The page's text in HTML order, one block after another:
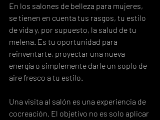
En los salones de belleza para mujeres,
se tienen en cuenta tus rasgos, tu estilo
de vida y, por supuesto, la salud de tu
melena. Es tu oportunidad para
reinventarte, proyectar una nueva
energía o simplemente darle un soplo de
aire fresco a tu estilo.
Una visita al salón es una experiencia de
cocreación. El objetivo no es solo aplicar